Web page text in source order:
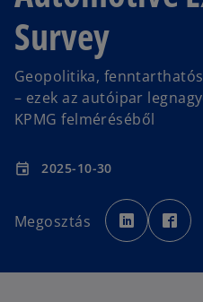
Survey
Geopolitika,
– ezek az autóipar
KPMG felméréséből
event 2025-10-30
Megosztás
o
p
e
n
p
e